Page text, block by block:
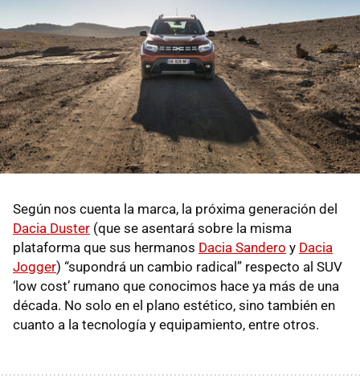
Según nos cuenta la marca, la próxima generación del
Dacia Duster (que se asentará sobre la misma
plataforma que sus hermanos Dacia Sandero y Dacia
Jogger) “supondrá un cambio radical” respecto al SUV
‘low cost’ rumano que conocimos hace ya más de una
década. No solo en el plano estético, sino también en
cuanto a la tecnología y equipamiento, entre otros.